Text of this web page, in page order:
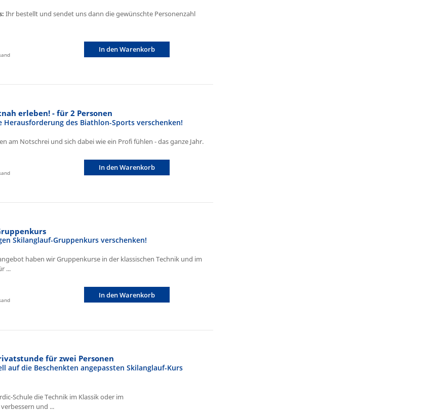
Ihr bestellt und sendet uns dann die gewünschte Personenzahl
In den Warenkorb
erleben! - für 2 Personen
Herausforderung des Biathlon-Sports verschenken!
am Notschrei und sich dabei wie ein Profi fühlen - das ganze Jahr.
In den Warenkorb
Skilanglauf-Gruppenkurs verschenken!
haben wir Gruppenkurse in der klassischen Technik und im
...
In den Warenkorb
für zwei Personen
auf die Beschenkten angepassten Skilanglauf-Kurs
Schule die Technik im Klassik oder im
und ...